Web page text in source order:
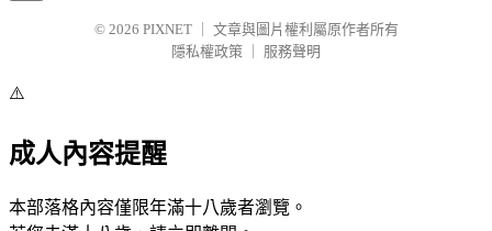
© 2026 PIXNET
文章與圖片權利屬原作者所有
隱私權政策
服務聲明
⚠️
成人內容提醒
本部落格內容僅限年滿十八歲者瀏覽。